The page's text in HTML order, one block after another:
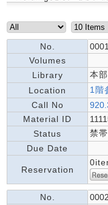
No.
0001
Volumes
Library
本部
Location
1階
Call No
Material ID
Status
禁
Due Date
Reservation
No.
0002